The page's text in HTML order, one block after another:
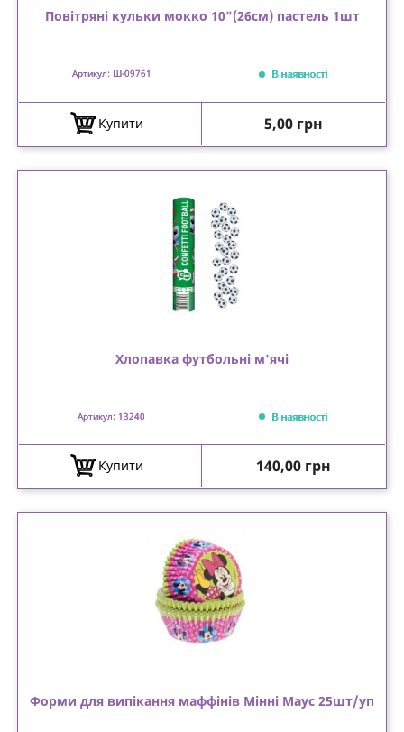
Повітряні кульки мокко 10"(26см) пастель 1шт
Артикул: Ш-09761 В наявності
Купити Ціна
5,00 грн
Хлопавка футбольні м'ячі
Артикул: 13240 В наявності
Купити Ціна
140,00 грн
Форми для випікання маффінів Мінні Маус 25шт/уп